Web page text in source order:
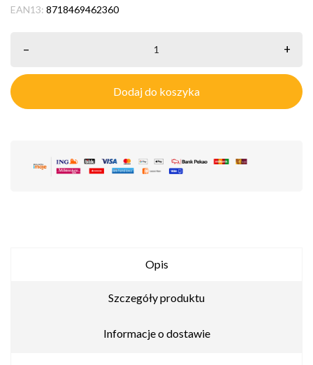
EAN13: 8718469462360
– +
Dodaj do koszyka
Opis
Szczegóły produktu
Informacje o dostawie